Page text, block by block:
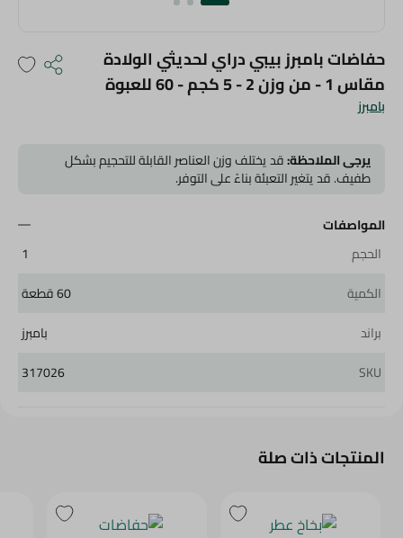
بامبرز
حفاضات بامبرز بيبي دراي لحديثي الولادة
مقاس 1 - من وزن 2 - 5 كجم - 60 للعبوة
يرجى الملاحظة:قد يختلف وزن العناصر القابلة للتحجيم بشكل
طفيف. قد يتغير التعبئة بناءً على التوفر.
المواصفات
الحجم
1
الكمية
60 قطعة
براند
بامبرز
SKU
317026
المنتجات ذات صلة